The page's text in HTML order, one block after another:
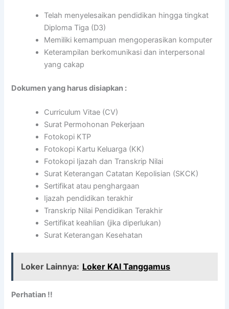
Telah menyelesaikan pendidikan hingga tingkat
Diploma Tiga (D3)
Memiliki kemampuan mengoperasikan komputer
Keterampilan berkomunikasi dan interpersonal
yang cakap
Dokumen yang harus disiapkan :
Curriculum Vitae (CV)
Surat Permohonan Pekerjaan
Fotokopi KTP
Fotokopi Kartu Keluarga (KK)
Fotokopi Ijazah dan Transkrip Nilai
Surat Keterangan Catatan Kepolisian (SKCK)
Sertifikat atau penghargaan
Ijazah pendidikan terakhir
Transkrip Nilai Pendidikan Terakhir
Sertifikat keahlian (jika diperlukan)
Surat Keterangan Kesehatan
Loker Lainnya: Loker KAI Tanggamus
Perhatian !!